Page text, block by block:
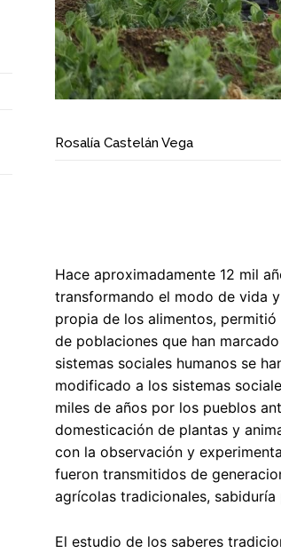
Rosalía Castelán Vega
Hace aproximadamente 12 mil
transformando el modo de vida
propia de los alimentos,
de poblaciones que han
sistemas sociales humanos se
modificado a los sistemas
miles de años por los pueblos
domesticación de plantas y
con la observación y
fueron transmitidos de
agrícolas tradicionales,
El estudio de los saberes